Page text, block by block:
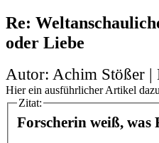
Re:
oder Liebe
Autor: Achim Stößer |
Hier ein ausführlicher Artikel
Zitat:
Forscherin weiß, was